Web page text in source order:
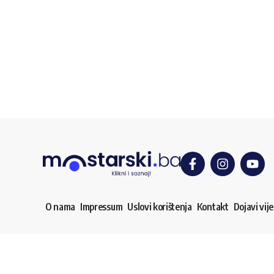
O nama Impressum Uslovi korištenja Kontakt Dojavi